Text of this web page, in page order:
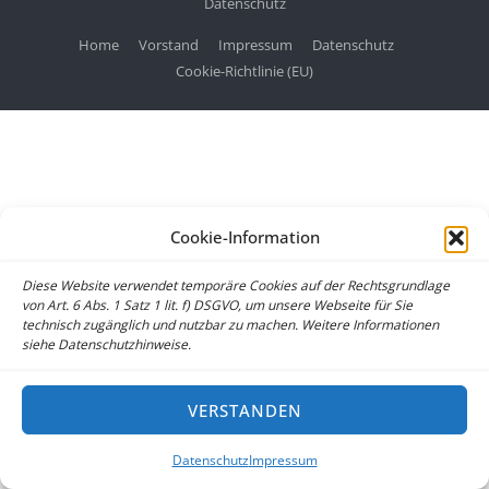
Cookie-Information
Diese Website verwendet temporäre Cookies auf der Rechtsgrundlage
von Art. 6 Abs. 1 Satz 1 lit. f) DSGVO, um unsere Webseite für Sie
technisch zugänglich und nutzbar zu machen. Weitere Informationen
siehe Datenschutzhinweise.
VERSTANDEN
DatenschutzImpressum
Home Vorstand Impressum
Datenschutz
Cookie-Richtlinie (EU)